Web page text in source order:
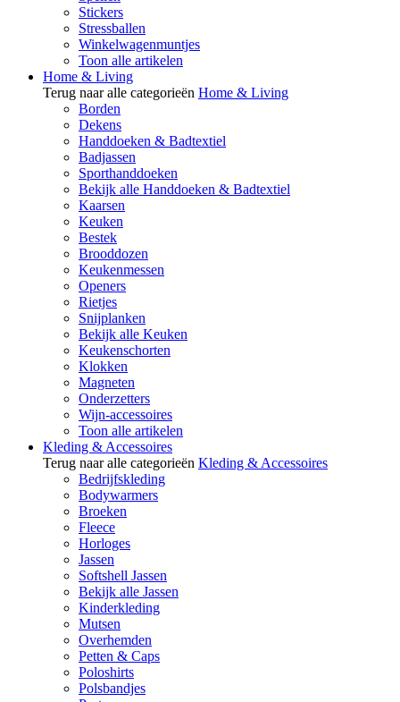
Stickers
Stressballen
Winkelwagenmuntjes
Toon alle artikelen
Home & Living
Terug naar alle categorieën Home & Living
Borden
Dekens
Handdoeken & Badtextiel
Badjassen
Sporthanddoeken
Bekijk alle Handdoeken & Badtextiel
Kaarsen
Keuken
Bestek
Brooddozen
Keukenmessen
Openers
Rietjes
Snijplanken
Bekijk alle Keuken
Keukenschorten
Klokken
Magneten
Onderzetters
Wijn-accessoires
Toon alle artikelen
Kleding & Accessoires
Terug naar alle categorieën Kleding & Accessoires
Bedrijfskleding
Bodywarmers
Broeken
Fleece
Horloges
Jassen
Softshell Jassen
Bekijk alle Jassen
Kinderkleding
Mutsen
Overhemden
Petten & Caps
Poloshirts
Polsbandjes